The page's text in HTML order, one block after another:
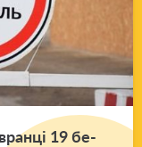
19 бе­